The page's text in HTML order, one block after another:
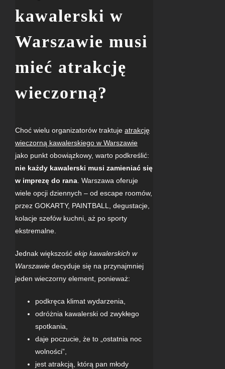
kawalerski w
Warszawie musi
mieć atrakcję
wieczorną?
Choć wielu organizatorów traktuje atrakcję
wieczorną kawalerskiego w Warszawie
jako punkt obowiązkowy, warto podkreślić:
nie każdy kawalerski musi zamieniać się
w imprezę do rana. Warszawa oferuje
wiele opcji dziennych – od escape roomów,
przez GOKARTY, PAINTBALL, degustacje,
kolacje szefów kuchni, aż po sporty
ekstremalne.
Jednak większość ekip kawalerskich w
Warszawie decyduje się na przynajmniej
jeden wieczorny element, ponieważ:
podkręca klimat wydarzenia,
odróżnia kawalerski od zwykłego
spotkania,
daje poczucie, że to „ostatnia noc
wolności”,
jest atrakcją, którą pan młody